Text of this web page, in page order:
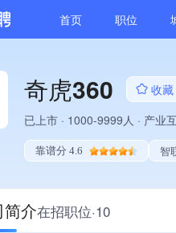
首页 职位
奇虎360
收藏
已上市 · 1000-9999人 · 产业
靠谱分 4.6 智
介在招职位·10